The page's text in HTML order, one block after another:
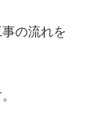
の流れを